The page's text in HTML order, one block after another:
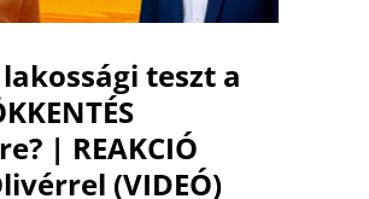
teszt a
| REAKCIÓ
(VIDEÓ)